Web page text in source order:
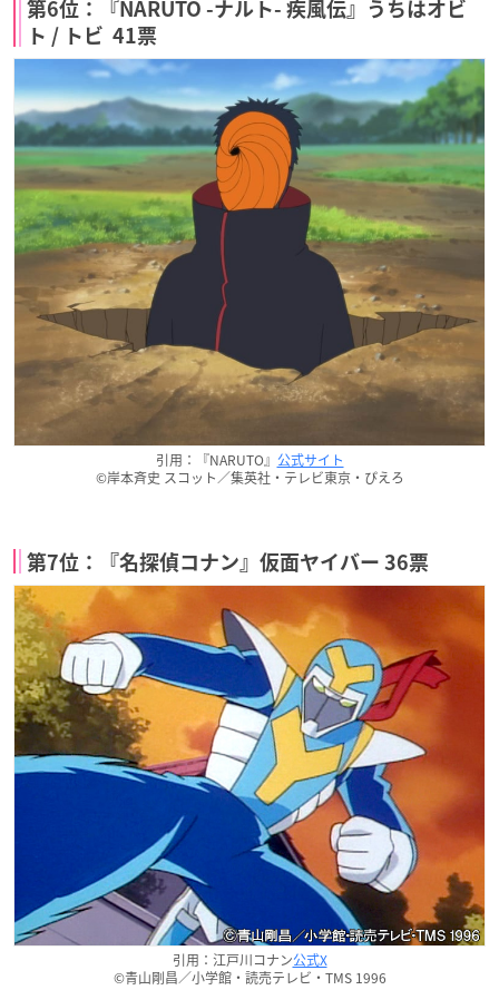
第6位：『NARUTO -ナルト- 疾風伝』うちはオビ
ト / トビ 41票
引用：『NARUTO』 公式サイト
©岸本斉史 スコット／集英社・テレビ東京・ぴえろ
第7位：『名探偵コナン』仮面ヤイバー 36票
引用：江戸川コナン公式X
©青山剛昌／小学館・読売テレビ・TMS 1996